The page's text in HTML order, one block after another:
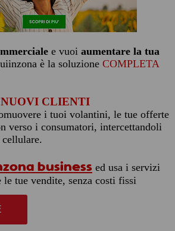
e vuoi aumentare la tua
è la soluzione COMPLETA
CLIENTI
i tuoi volantini, le tue offerte
verso i consumatori, intercettandoli
business ed usa i servizi
tue vendite, senza costi fissi